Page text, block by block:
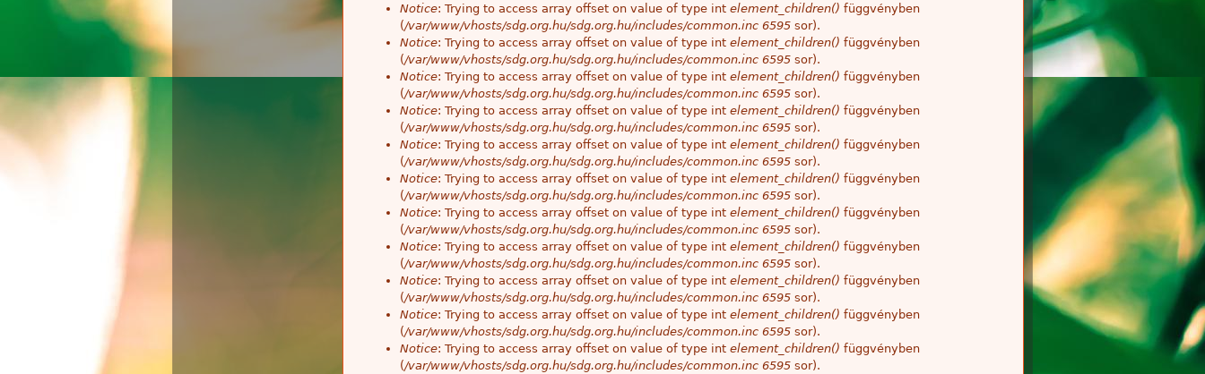
Notice: Trying to access array offset on value of type int element_children() függvényben
(/var/www/vhosts/sdg.org.hu/sdg.org.hu/includes/common.inc 6595 sor).
Notice: Trying to access array offset on value of type int element_children() függvényben
(/var/www/vhosts/sdg.org.hu/sdg.org.hu/includes/common.inc 6595 sor).
Notice: Trying to access array offset on value of type int element_children() függvényben
(/var/www/vhosts/sdg.org.hu/sdg.org.hu/includes/common.inc 6595 sor).
Notice: Trying to access array offset on value of type int element_children() függvényben
(/var/www/vhosts/sdg.org.hu/sdg.org.hu/includes/common.inc 6595 sor).
Notice: Trying to access array offset on value of type int element_children() függvényben
(/var/www/vhosts/sdg.org.hu/sdg.org.hu/includes/common.inc 6595 sor).
Notice: Trying to access array offset on value of type int element_children() függvényben
(/var/www/vhosts/sdg.org.hu/sdg.org.hu/includes/common.inc 6595 sor).
Notice: Trying to access array offset on value of type int element_children() függvényben
(/var/www/vhosts/sdg.org.hu/sdg.org.hu/includes/common.inc 6595 sor).
Notice: Trying to access array offset on value of type int element_children() függvényben
(/var/www/vhosts/sdg.org.hu/sdg.org.hu/includes/common.inc 6595 sor).
Notice: Trying to access array offset on value of type int element_children() függvényben
(/var/www/vhosts/sdg.org.hu/sdg.org.hu/includes/common.inc 6595 sor).
Notice: Trying to access array offset on value of type int element_children() függvényben
(/var/www/vhosts/sdg.org.hu/sdg.org.hu/includes/common.inc 6595 sor).
Notice: Trying to access array offset on value of type int element_children() függvényben
(/var/www/vhosts/sdg.org.hu/sdg.org.hu/includes/common.inc 6595 sor).